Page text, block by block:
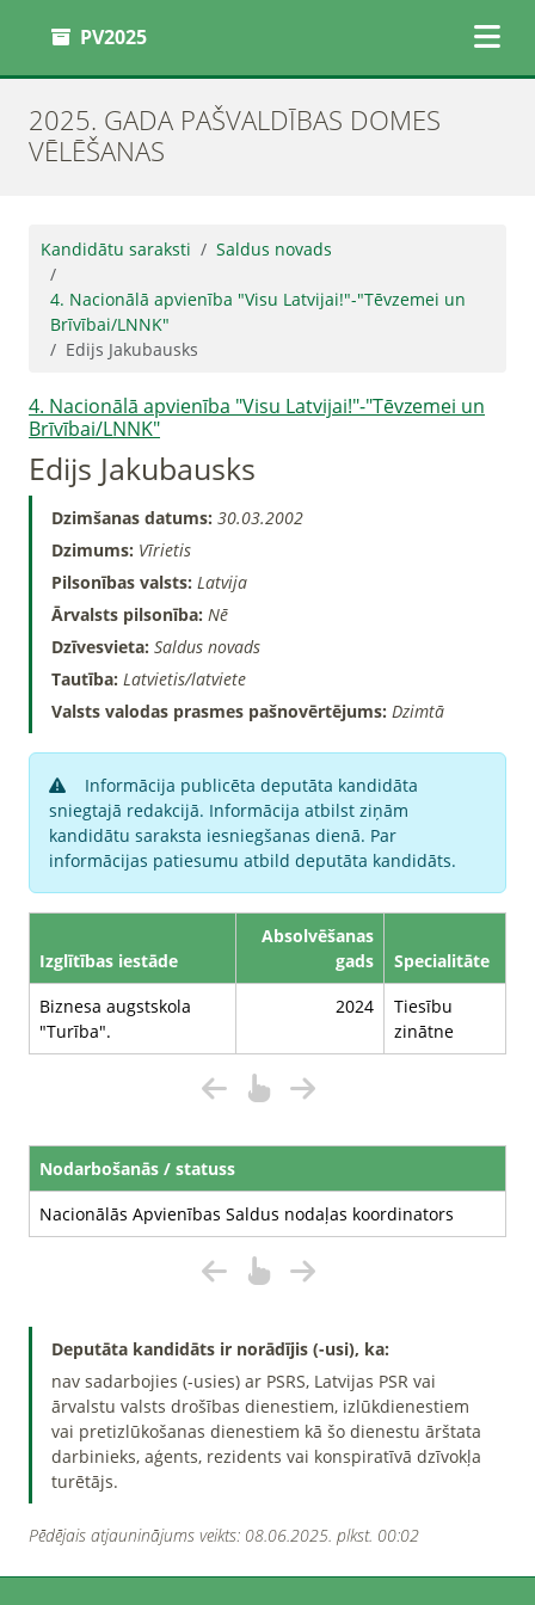
PV2025
2025. GADA PAŠVALDĪBAS DOMES
VĒLĒŠANAS
Kandidātu saraksti Saldus novads
4. Nacionālā apvienība "Visu Latvijai!"-"Tēvzemei un
Brīvībai/LNNK"
Edijs Jakubausks
4. Nacionālā apvienība "Visu Latvijai!"-"Tēvzemei un
Brīvībai/LNNK"
Edijs Jakubausks
Dzimšanas datums: 30.03.2002
Dzimums: Vīrietis
Pilsonības valsts: Latvija
Ārvalsts pilsonība: Nē
Dzīvesvieta: Saldus novads
Tautība: Latvietis/latviete
Valsts valodas prasmes pašnovērtējums: Dzimtā
Informācija publicēta deputāta kandidāta
sniegtajā redakcijā. Informācija atbilst ziņām
kandidātu saraksta iesniegšanas dienā. Par
informācijas patiesumu atbild deputāta kandidāts.
Izglītības iestāde
Absolvēšanas
gads
Specialitāte
Biznesa augstskola
"Turība".
2024
Tiesību
zinātne
Nodarbošanās / statuss
Nacionālās Apvienības Saldus nodaļas koordinators
Deputāta kandidāts ir norādījis (-usi), ka:
nav sadarbojies (-usies) ar PSRS, Latvijas PSR vai
ārvalstu valsts drošības dienestiem, izlūkdienestiem
vai pretizlūkošanas dienestiem kā šo dienestu ārštata
darbinieks, aģents, rezidents vai konspiratīvā dzīvokļa
turētājs.
Pēdējais atjauninājums veikts: 08.06.2025. plkst. 00:02